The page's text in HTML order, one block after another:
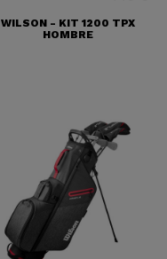
WILSON - KIT 1200 TPX
HOMBRE